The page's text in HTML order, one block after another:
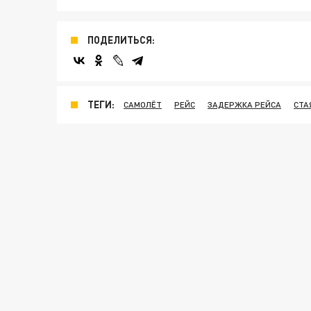
ПОДЕЛИТЬСЯ:
ТЕГИ: САМОЛЁТ РЕЙС ЗАДЕРЖКА РЕЙСА